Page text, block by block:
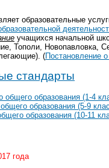
образовательные
учащихся начальной
Тополи, Новопавловка,
(Постановление
стандарты
общего образования (1-4
образования (5-9
образования (10-11
года